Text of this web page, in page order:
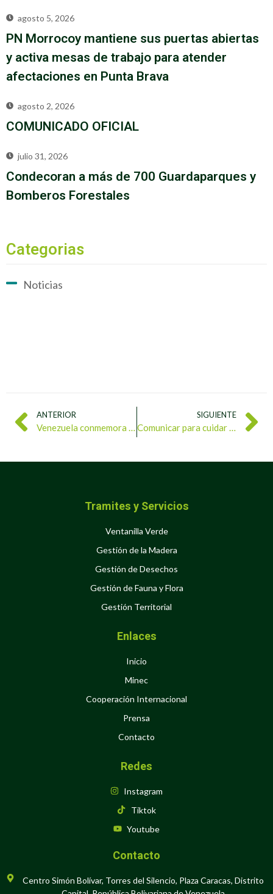
agosto 5, 2026
PN Morrocoy mantiene sus puertas abiertas
y activa mesas de trabajo para atender
afectaciones en Punta Brava
agosto 2, 2026
COMUNICADO OFICIAL
julio 31, 2026
Condecoran a más de 700 Guardaparques y
Bomberos Forestales
Categorias
Noticias
ANTERIOR
Venezuela conmemora el Día Internacional del Trabajador con protagonismo obrero
SIGUIENTE
Comunicar para cuidar la vida: Venezuela impartirá seminario virtual sobre «Comunicación para la Conciencia Ambiental»
Tramites y Servicios
Ventanilla Verde
Gestión de la Madera
Gestión de Desechos
Gestión de Fauna y Flora
Gestión Territorial
Enlaces
Inicio
Minec
Cooperación Internacional
Prensa
Contacto
Redes
Instagram
Tiktok
Youtube
Contacto
Centro Simón Bolívar, Torres del Silencio, Plaza Caracas, Distrito